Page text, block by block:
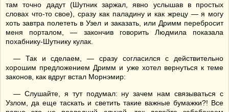
там точно дадут (Шутник заржал, явно услышав в простых
словах что-то свое), сразу как паладину и как жрецу — я могу
хоть завтра полететь в Узел и заказать, или Дримм перебросит
меня порталом, — закончив говорить Людмила показала
похабнику-Шутнику кулак.
— Так и сделаем, — сразу согласился с действительно
хорошим предложением Дримм и уже хотел вернуться к теме
законов, как вдруг встал Морнэмир:
— Слушайте, я тут подумал: ну зачем нам связываться с
Узлом, да еще таскать и светить такие важные бумажки?! Все